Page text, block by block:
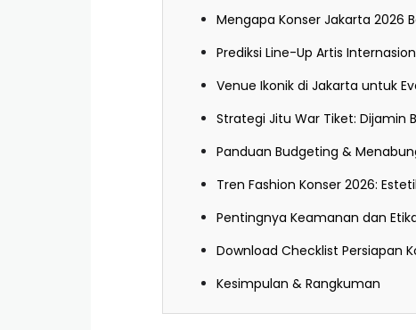
Mengapa Konser Jakarta 2026
Prediksi Line-Up Artis
Venue Ikonik di Jakarta untuk
Strategi Jitu War Tiket: Dijamin
Panduan Budgeting &
Tren Fashion Konser 2026:
Pentingnya Keamanan dan
Download Checklist Persiapan
Kesimpulan & Rangkuman